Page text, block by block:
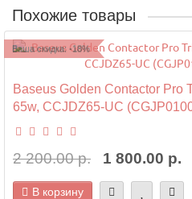
Похожие товары
Ваша скидка: -18%
Baseus Golden Contactor Pro
65w, CCJDZ65-UC
2 200.00 р. 1 800.00 р.
В корзину